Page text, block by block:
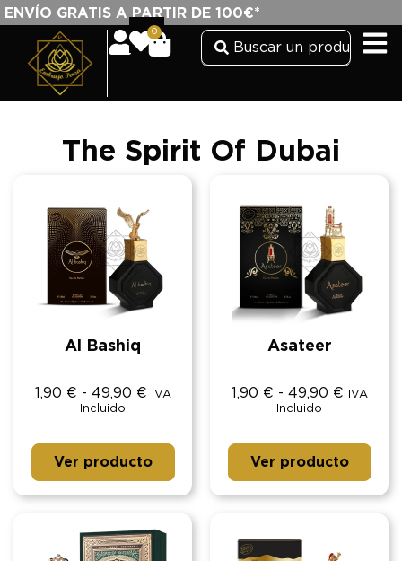
ENVÍO GRATIS A PARTIR DE 100€*
0
The Spirit Of Dubai
Al Bashiq
1,90 € - 49,90 €
IVA
Incluido
Ver producto
Asateer
1,90 € - 49,90 €
IVA
Incluido
Ver producto